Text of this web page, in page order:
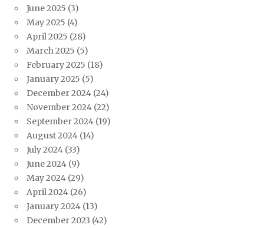
June 2025 (3)
May 2025 (4)
April 2025 (28)
March 2025 (5)
February 2025 (18)
January 2025 (5)
December 2024 (24)
November 2024 (22)
September 2024 (19)
August 2024 (14)
July 2024 (33)
June 2024 (9)
May 2024 (29)
April 2024 (26)
January 2024 (13)
December 2023 (42)